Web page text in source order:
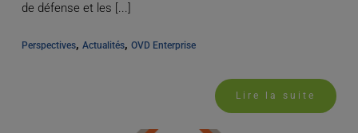
de défense et les [...]
Perspectives, Actualités, OVD Enterprise
Lire la suite